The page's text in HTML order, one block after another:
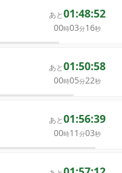
あと01:50:58
00時05分22秒
あと01:48:52
00時03分16秒
あと01:56:39
00時11 分03秒